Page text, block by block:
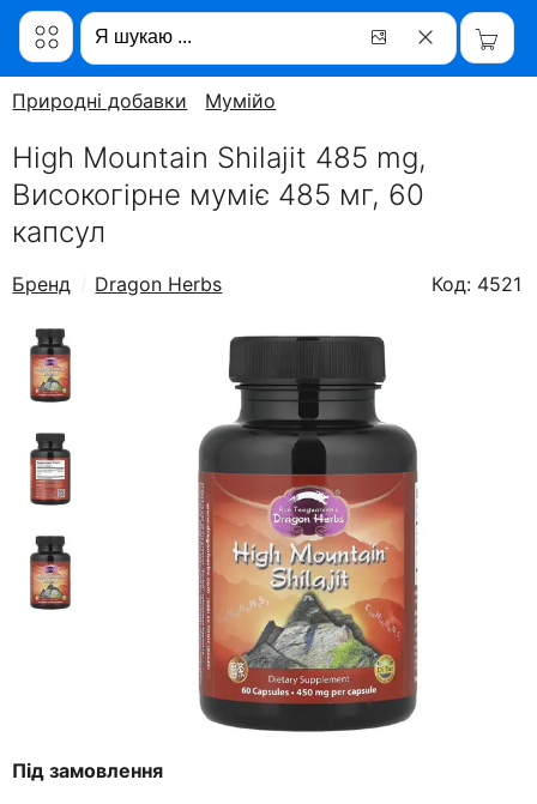
Природні добавки Мумійо
High Mountain Shilajit 485 mg,
Високогірне муміє 485 мг, 60
капсул
Бренд Dragon Herbs Код: 4521
Під замовлення